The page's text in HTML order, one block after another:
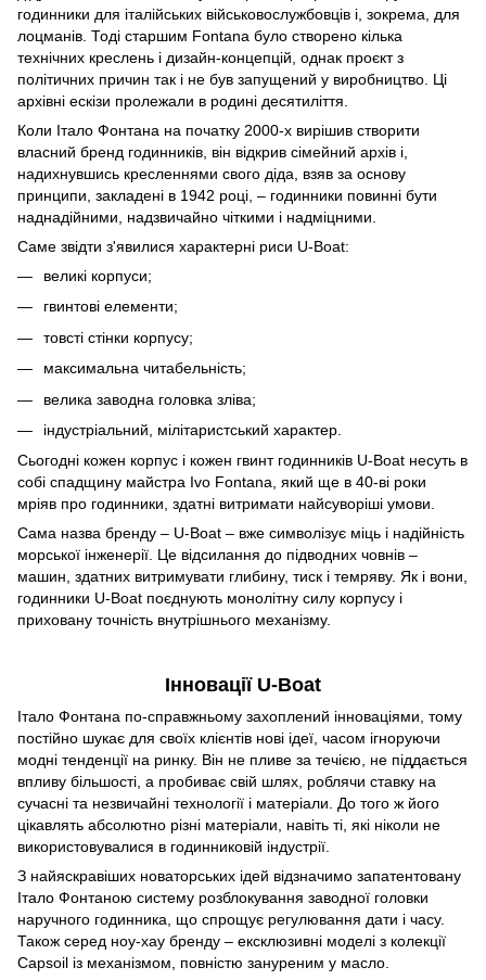
годинники для італійських військовослужбовців і, зокрема, для
лоцманів. Тоді старшим Fontana було створено кілька
технічних креслень і дизайн-концепцій, однак проєкт з
політичних причин так і не був запущений у виробництво. Ці
архівні ескізи пролежали в родині десятиліття.
Коли Італо Фонтана на початку 2000-х вирішив створити
власний бренд годинників, він відкрив сімейний архів і,
надихнувшись кресленнями свого діда, взяв за основу
принципи, закладені в 1942 році, – годинники повинні бути
наднадійними, надзвичайно чіткими і надміцними.
Саме звідти з'явилися характерні риси U-Boat:
великі корпуси;
гвинтові елементи;
товсті стінки корпусу;
максимальна читабельність;
велика заводна головка зліва;
індустріальний, мілітаристський характер.
Сьогодні кожен корпус і кожен гвинт годинників U-Boat несуть в
собі спадщину майстра Ivo Fontana, який ще в 40-ві роки
мріяв про годинники, здатні витримати найсуворіші умови.
Сама назва бренду – U-Boat – вже символізує міць і надійність
морської інженерії. Це відсилання до підводних човнів –
машин, здатних витримувати глибину, тиск і темряву. Як і вони,
годинники U-Boat поєднують монолітну силу корпусу і
приховану точність внутрішнього механізму.
Інновації U-Boat
Італо Фонтана по-справжньому захоплений інноваціями, тому
постійно шукає для своїх клієнтів нові ідеї, часом ігноруючи
модні тенденції на ринку. Він не пливе за течією, не піддається
впливу більшості, а пробиває свій шлях, роблячи ставку на
сучасні та незвичайні технології і матеріали. До того ж його
цікавлять абсолютно різні матеріали, навіть ті, які ніколи не
використовувалися в годинниковій індустрії.
З найяскравіших новаторських ідей відзначимо запатентовану
Італо Фонтаною систему розблокування заводної головки
наручного годинника, що спрощує регулювання дати і часу.
Також серед ноу-хау бренду – ексклюзивні моделі з колекції
Capsoil із механізмом, повністю зануреним у масло.